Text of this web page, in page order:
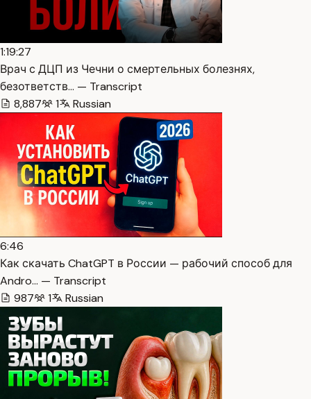
1:19:27
Врач с ДЦП из Чечни о смертельных болезнях,
безответств… — Transcript
8,887
1 Russian
6:46
Как скачать ChatGPT в России — рабочий способ для
Andro… — Transcript
987
1 Russian